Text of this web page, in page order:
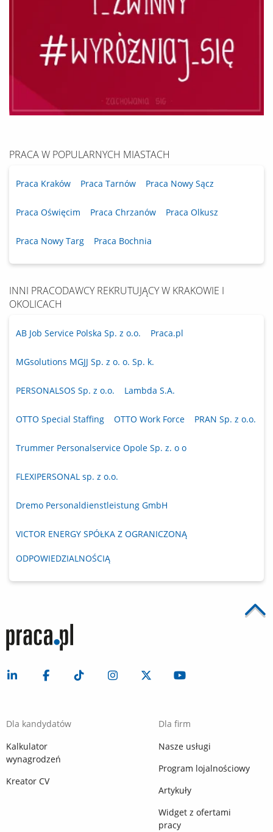
PRACA W POPULARNYCH MIASTACH
Praca Kraków Praca Tarnów Praca Nowy Sącz
Praca Oświęcim Praca Chrzanów Praca Olkusz
Praca Nowy Targ Praca Bochnia
INNI PRACODAWCY REKRUTUJĄCY W KRAKOWIE I
OKOLICACH
AB Job Service Polska Sp. z o.o. Praca.pl
MGsolutions MGJJ Sp. z o. o. Sp. k.
PERSONALSOS Sp. z o.o. Lambda S.A.
OTTO Special Staffing OTTO Work Force PRAN Sp. z o.o.
Trummer Personalservice Opole Sp. z. o o
FLEXIPERSONAL sp. z o.o.
Dremo Personaldienstleistung GmbH
VICTOR ENERGY SPÓŁKA Z OGRANICZONĄ
ODPOWIEDZIALNOŚCIĄ
Dla kandydatów
Kalkulator
wynagrodzeń
Kreator CV
Dla firm
Nasze usługi
Program lojalnościowy
Artykuły
Widget z ofertami
pracy